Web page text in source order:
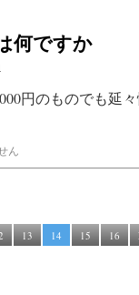
何ですか
円のものでも延
ん
13 14 15 16